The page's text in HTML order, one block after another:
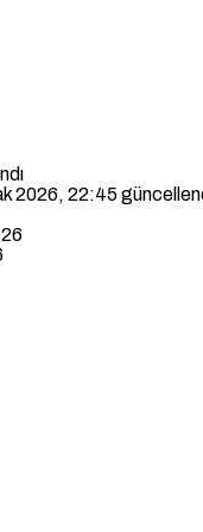
2026, 22:45